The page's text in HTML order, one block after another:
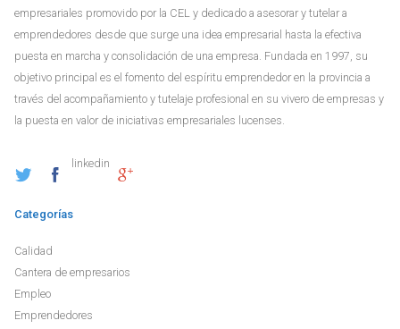
empresariales promovido por la CEL y dedicado a asesorar y tutelar a
emprendedores desde que surge una idea empresarial hasta la efectiva
puesta en marcha y consolidación de una empresa. Fundada en 1997, su
objetivo principal es el fomento del espíritu emprendedor en la provincia a
través del acompañamiento y tutelaje profesional en su vivero de empresas y
la puesta en valor de iniciativas empresariales lucenses.
linkedin
Categorías
Calidad
Cantera de empresarios
Empleo
Emprendedores